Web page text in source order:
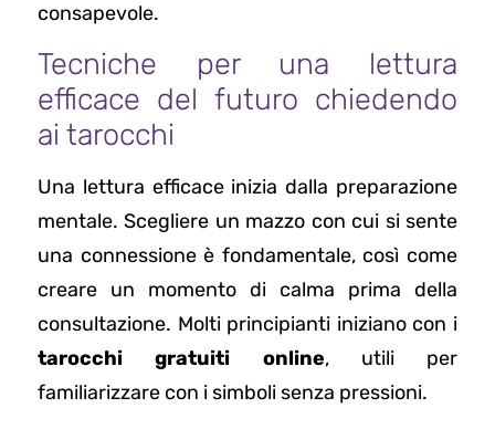
consapevole.
Tecniche per una lettura
efficace del futuro chiedendo
ai tarocchi
Una lettura efficace inizia dalla preparazione
mentale. Scegliere un mazzo con cui si sente
una connessione è fondamentale, così come
creare un momento di calma prima della
consultazione. Molti principianti iniziano con i
tarocchi gratuiti online, utili per
familiarizzare con i simboli senza pressioni.